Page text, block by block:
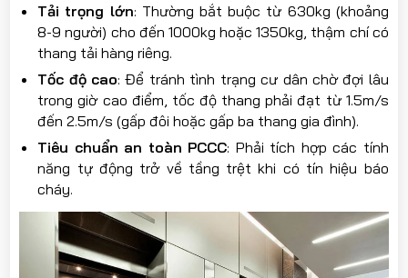
Tải trọng lớn: Thường bắt buộc từ 630kg (khoảng
8-9 người) cho đến 1000kg hoặc 1350kg, thậm chí có
thang tải hàng riêng.
Tốc độ cao: Để tránh tình trạng cư dân chờ đợi lâu
trong giờ cao điểm, tốc độ thang phải đạt từ 1.5m/s
đến 2.5m/s (gấp đôi hoặc gấp ba thang gia đình).
Tiêu chuẩn an toàn PCCC: Phải tích hợp các tính
năng tự động trở về tầng trệt khi có tín hiệu báo
cháy.